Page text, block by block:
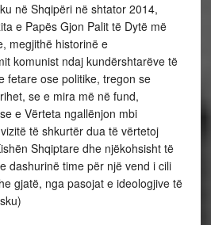
në Shqipëri në shtator 2014,
e Papës Gjon Palit të Dytë më
megjithë historinë e
komunist ndaj kundërshtarëve të
fetare ose politike, tregon se
se e mira më në fund,
e Vërteta ngallënjon mbi
të shkurtër dua të vërtetoj
Shqiptare dhe njëkohsisht të
dashurinë time për një vend i cili
gjatë, nga pasojat e ideologjive të